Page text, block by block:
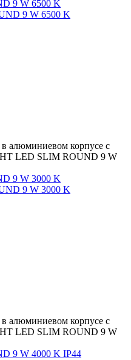
9 W 6500 K
алюминиевом корпусе с
LED SLIM ROUND 9 W
9 W 3000 K
алюминиевом корпусе с
LED SLIM ROUND 9 W
9 W 4000 K IP44